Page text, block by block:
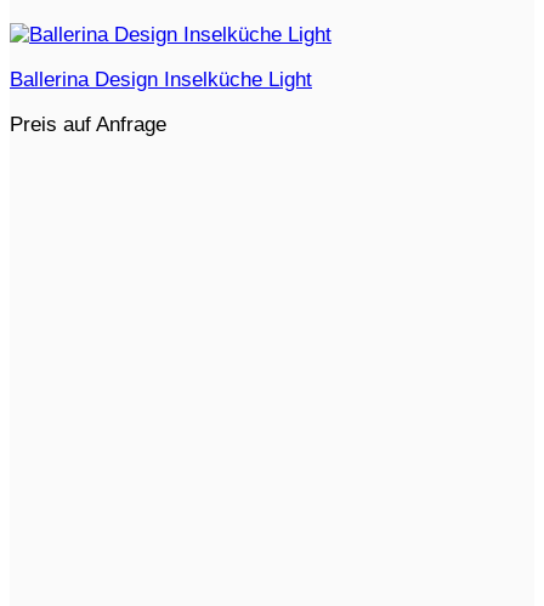
Ballerina Design Inselküche Light
Preis auf Anfrage